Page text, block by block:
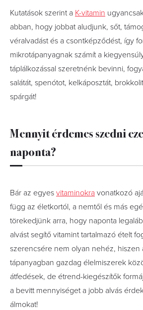
Kutatások szerint a K-vitamin
abban, hogy jobbat aludjunk, sőt,
véralvadást és a csontképződést, így
mikrotápanyagnak számít a
táplálkozással szeretnénk bevinni,
salátát, spenótot, kelkáposztát,
spárgát!
Mennyit érdemes szedni
naponta?
Bár az egyes vitaminokra vonatkozó
függ az életkortól, a nemtől és más
törekedjünk arra, hogy naponta
alvást segítő vitamint tartalmazó ételt
szerencsére nem olyan nehéz, hiszen
tápanyagban gazdag élelmiszerek
átfedések, de étrend-kiegészítők
a bevitt mennyiséget a jobb alvás
álmokat!